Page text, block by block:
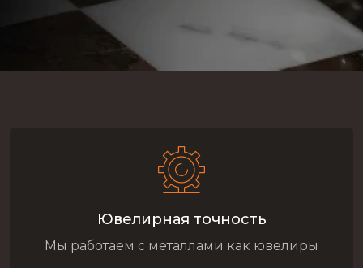
Ювелирная точность
Мы работаем с металлами как ювелиры